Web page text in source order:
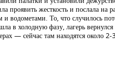
проявить жесткость и послала на
и водометами. То, что случилось
в холодную фазу, лагерь
— сейчас там находятся около 2-